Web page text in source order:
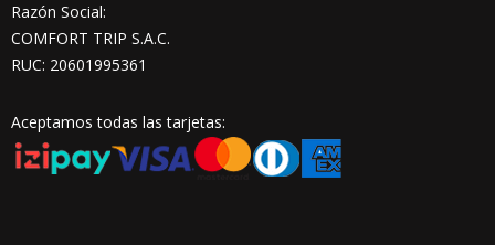
Razón Social:
COMFORT TRIP S.A.C.
RUC: 20601995361
Aceptamos todas las tarjetas: